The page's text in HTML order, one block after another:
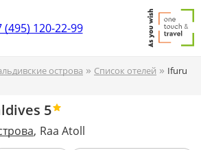
(495) 120-22-99
острова » Список отелей » Ifuru
5
, Raa Atoll